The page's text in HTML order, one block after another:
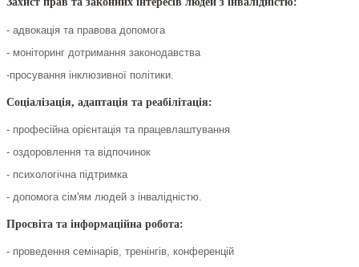
- адвокація та правова допомога
- моніторинг дотримання законодавства
-просування інклюзивної політики.
Соціалізація, адаптація та реабілітація:
- професійна орієнтація та працевлаштування
- оздоровлення та відпочинок
- психологічна підтримка
- допомога сім'ям людей з інвалідністю.
Просвіта та інформаційна робота:
- проведення семінарів, тренінгів, конференцій